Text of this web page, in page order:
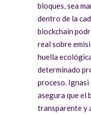
bloques, sea
dentro de la
blockchain
real sobre
huella
determinado
proceso. Ignasi
asegura que el
transparente y